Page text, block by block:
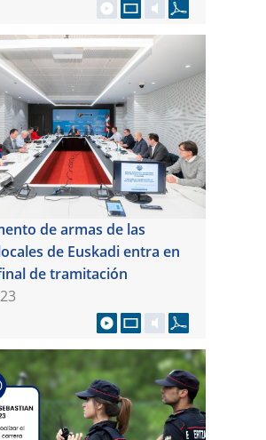
de armas de las
de Euskadi entra en
de tramitación